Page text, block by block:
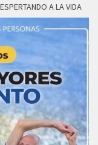
A LA VIDA